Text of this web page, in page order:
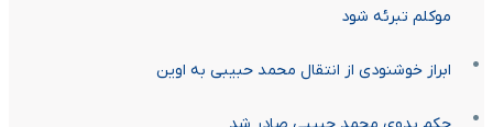
موکلم تبرئه شود
ابراز خوشنودی از انتقال محمد حبیبی به اوین